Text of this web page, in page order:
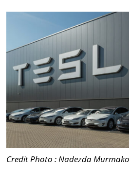
Credit Photo : Nadezda